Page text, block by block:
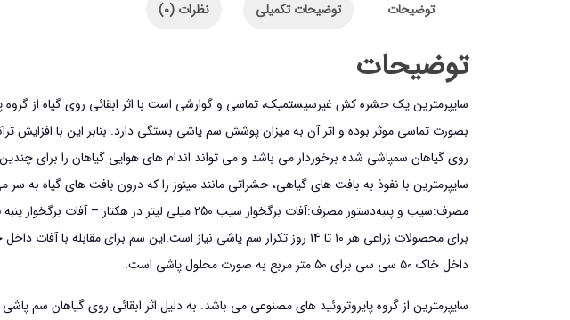
توضیحات توضیحات تکمیلی نظرات (0)
توضیحات
سايپرمترين يك حشره كش غیرسیستمیک، تماسي و گوارشي است با اثر ابقائي روي گياه از گروه
بصورت تماسی موثر بوده و اثر آن به میزان پوشش سم پاشی بستگی دارد. بنابر این با افزایش
روی گیاهان سمپاشی شده برخوردار می باشد و می تواند اندام های هوایی گیاهان را برای
سایپرمترین با نفوذ به بافت های گیاهی، حشراتی مانند مینوز را که درون بافت های گیاه به سر
مصرف:سیب و پنبهدستور مصرف:
برای محصولات زراعی هر 10 تا 14 روز تکرار سم پاشی نیاز است.
این سم برای مقابله با آفات
داخل خاک ۵۰ سی سی برای ۵۰ متر مربع به صورت محلول پاشی است.
سایپرمترین از گروه پایروتروئید های مصنوعی می باشد. به دلیل اثر ابقائی روی گیاهان سم